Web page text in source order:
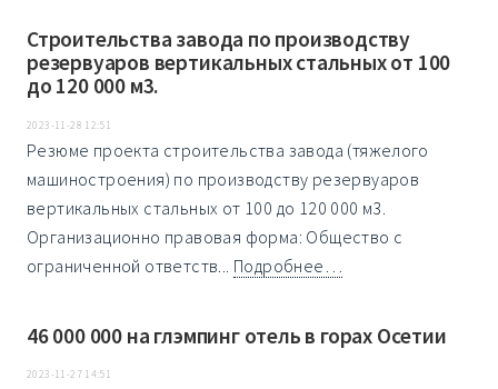
Строительства завода по производству
резервуаров вертикальных стальных от 100
до 120 000 м3.
2023-11-28 12:51
Резюме проекта строительства завода (тяжелого
машиностроения) по производству резервуаров
вертикальных стальных от 100 до 120 000 м3.
Организационно правовая форма: Общество с
ограниченной ответств... Подробнее…
46 000 000 на глэмпинг отель в горах Осетии
2023-11-27 14:51